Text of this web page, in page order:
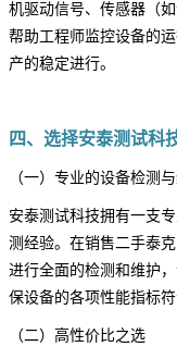
机驱动信号、传感器（
帮助工程师监控设备的
产的稳定进行。
四、选择安泰测试科
（一）专业的设备检测
安泰测试科技拥有一支
测经验。在销售二手泰
进行全面的检测和维护
保设备的各项性能指标
（二）高性价比之选